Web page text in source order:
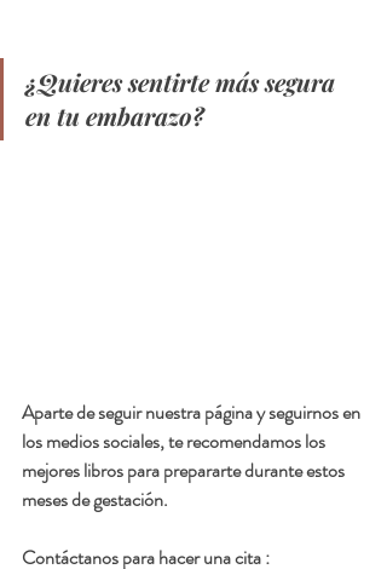
¿Quieres sentirte más segura
en tu embarazo?
Aparte de seguir nuestra página y seguirnos en
los medios sociales, te recomendamos los
mejores libros para prepararte durante estos
meses de gestación.
Contáctanos para hacer una cita :